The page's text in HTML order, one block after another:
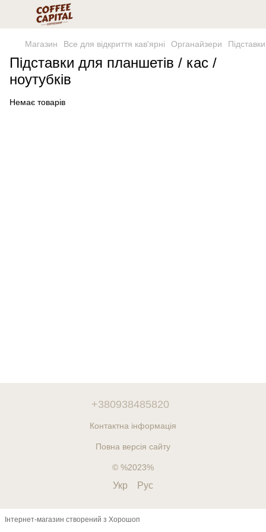
Магазин Все для відкриття кав'ярні Органайзери
Підставки для планшетів / кас /
ноутубків
Немає товарів
+380938485820
Контактна інформація
Повна версія сайту
© %2023%
Укр Рус
Інтернет-магазин створений з Хорошоп